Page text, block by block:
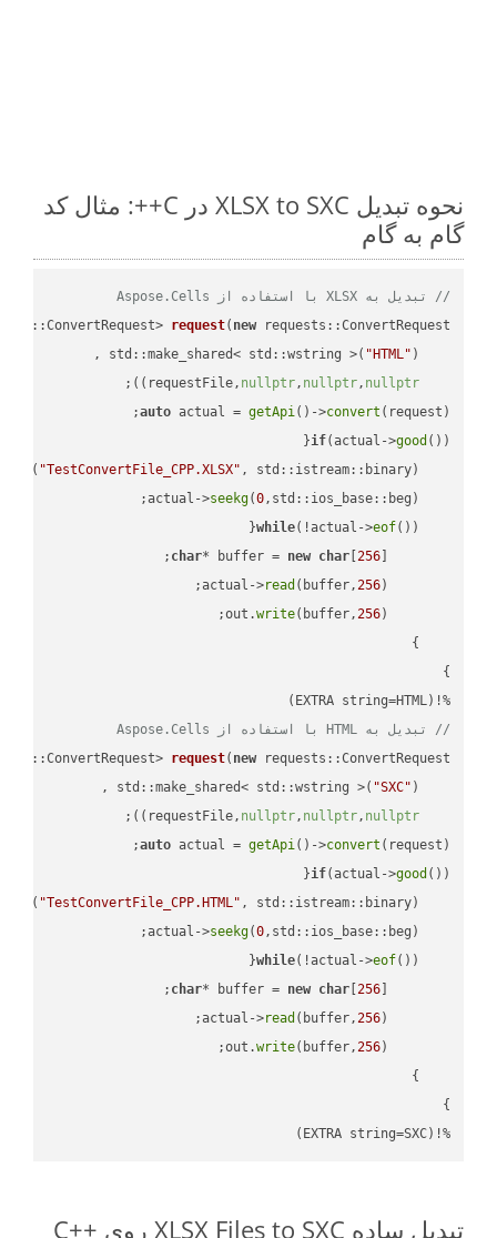
نحوه تبدیل XLSX to SXC در C++: مثال کد
گام به گام
// تبدیل به XLSX با استفاده از Aspose.Cells
request( new
"HTML"
    requestFile,
nullptr, nullptr, nullptr
))
;
auto actual = getApi()->convert (request);
if(actual->good
( "TestConvertFile_CPP.XLSX" , std::istream::binary)
seekg(0
while(!actual->eof
char* buffer = new char[ 256
read (buffer,256
write(buffer,256
%!(EXTRA string=HTML)
// تبدیل به HTML با استفاده از Aspose.Cells
request( new
"SXC"
    requestFile,
nullptr, nullptr, nullptr
))
;
auto actual = getApi()->convert (request);
if(actual->good
( "TestConvertFile_CPP.HTML" , std::istream::binary)
seekg(0
while(!actual->eof
char* buffer = new char[ 256
read (buffer,256
write(buffer,256
%!(EXTRA string=SXC)
تبدیل ساده XLSX Files to SXC روی C++